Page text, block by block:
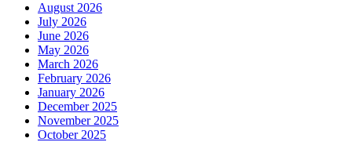
August 2026
July 2026
June 2026
May 2026
March 2026
February 2026
January 2026
December 2025
November 2025
October 2025